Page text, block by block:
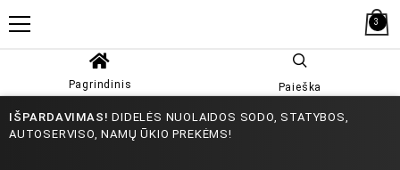
3
Pagrindinis Paieška
IŠPARDAVIMAS! DIDELĖS NUOLAIDOS SODO, STATYBOS,
AUTOSERVISO, NAMŲ ŪKIO PREKĖMS!